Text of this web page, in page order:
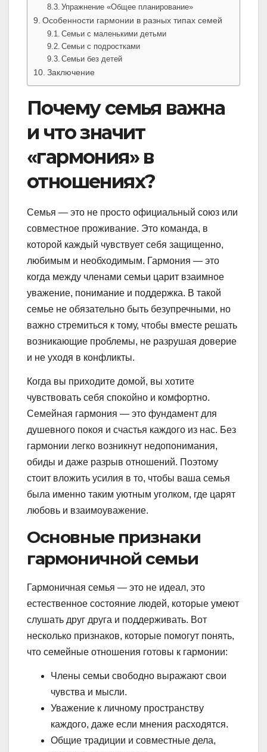
Упражнение «Общее планирование»
Особенности гармонии в разных типах семей
Семьи с маленькими детьми
Семьи с подростками
Семьи без детей
Заключение
Почему семья важна
и что значит
«гармония» в
отношениях?
Семья — это не просто официальный союз или
совместное проживание. Это команда, в
которой каждый чувствует себя защищенно,
любимым и необходимым. Гармония — это
когда между членами семьи царит взаимное
уважение, понимание и поддержка. В такой
семье не обязательно быть безупречными, но
важно стремиться к тому, чтобы вместе решать
возникающие проблемы, не разрушая доверие
и не уходя в конфликты.
Когда вы приходите домой, вы хотите
чувствовать себя спокойно и комфортно.
Семейная гармония — это фундамент для
душевного покоя и счастья каждого из нас. Без
гармонии легко возникнут недопонимания,
обиды и даже разрыв отношений. Поэтому
стоит вложить усилия в то, чтобы ваша семья
была именно таким уютным уголком, где царят
любовь и взаимоуважение.
Основные признаки
гармоничной семьи
Гармоничная семья — это не идеал, это
естественное состояние людей, которые умеют
слушать друг друга и поддерживать. Вот
несколько признаков, которые помогут понять,
что семейные отношения готовы к гармонии:
Члены семьи свободно выражают свои
чувства и мысли.
Уважение к личному пространству
каждого, даже если мнения расходятся.
Общие традиции и совместные дела,